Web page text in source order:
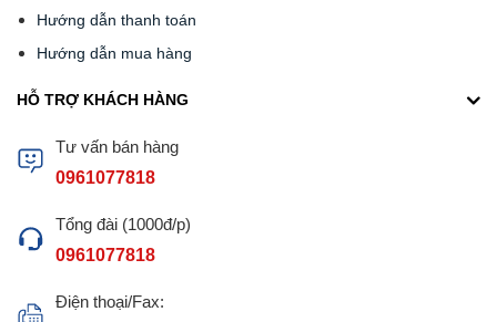
Hướng dẫn thanh toán
Hướng dẫn mua hàng
HỖ TRỢ KHÁCH HÀNG
Tư vấn bán hàng
0961077818
Tổng đài (1000đ/p)
0961077818
Điện thoại/Fax: